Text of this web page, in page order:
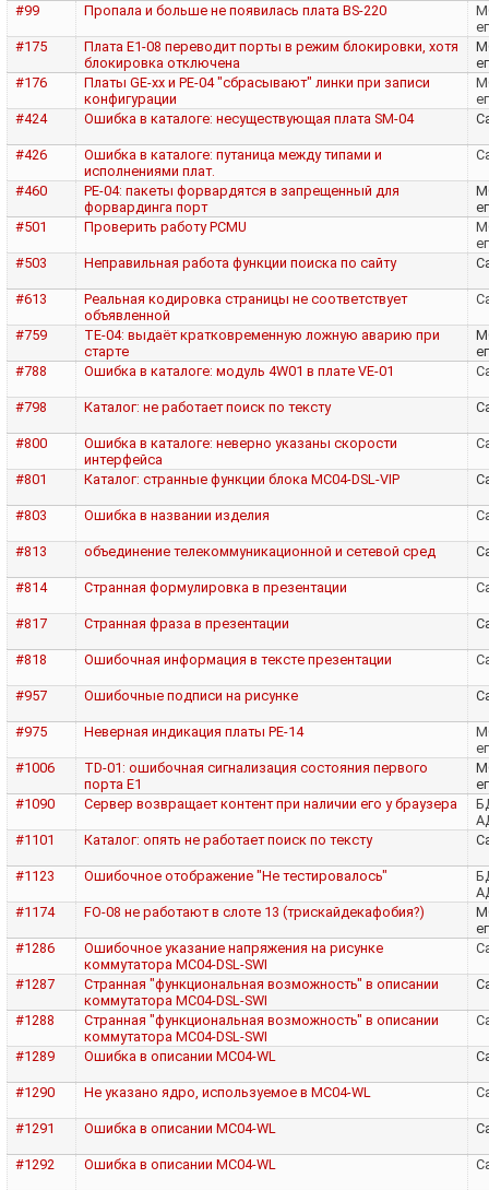
#99
Пропала и больше не появилась плата BS-220
#175
Плата E1-08 переводит порты в режим блокировки, хотя
блокировка отключена
#176
Платы GE-xx и PE-04 "сбрасывают" линки при записи
конфигурации
#424
Ошибка в каталоге: несуществующая плата SM-04
#426
Ошибка в каталоге: путаница между типами и
исполнениями плат.
#460
PE-04: пакеты форвардятся в запрещенный для
форвардинга порт
#501
Проверить работу PCMU
#503
Неправильная работа функции поиска по сайту
#613
Реальная кодировка страницы не соответствует
объявленной
#759
TE-04: выдаёт кратковременную ложную аварию при
старте
#788
Ошибка в каталоге: модуль 4W01 в плате VE-01
#798 Каталог: не работает поиск по тексту
#800
Ошибка в каталоге: неверно указаны скорости
интерфейса
#801 Каталог: странные функции блока MC04-DSL-VIP
#803 Ошибка в названии изделия
#813 объединение телекоммуникационной и сетевой сред
#814 Странная формулировка в презентации
#817 Странная фраза в презентации
#818 Ошибочная информация в тексте презентации
#957 Ошибочные подписи на рисунке
#975 Неверная индикация платы PE-14
#1006
TD-01: ошибочная сигнализация состояния первого
порта E1
#1090
Сервер возвращает контент при наличии его у браузера
#1101
Каталог: опять не работает поиск по тексту
#1123 Ошибочное отображение "Не тестировалось"
#1174
FO-08 не работают в слоте 13 (трискайдекафобия?)
#1286
Ошибочное указание напряжения на рисунке
коммутатора MC04-DSL-SWI
#1287
Странная "функциональная возможность" в описании
коммутатора MC04-DSL-SWI
#1288
Странная "функциональная возможность" в описании
коммутатора MC04-DSL-SWI
#1289 Ошибка в описании MC04-WL
#1290 Не указано ядро, используемое в MC04-WL
#1291 Ошибка в описании MC04-WL
#1292 Ошибка в описании MC04-WL